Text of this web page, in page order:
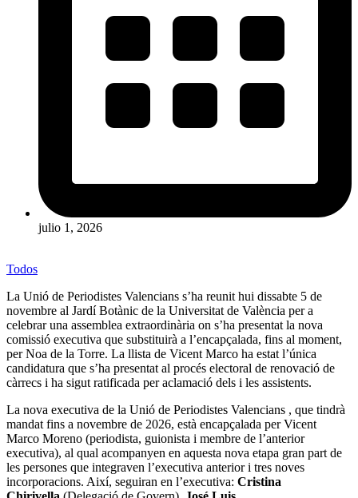
julio 1, 2026
Todos
La Unió de Periodistes Valencians s’ha reunit hui dissabte 5 de
novembre al Jardí Botànic de la Universitat de València per a
celebrar una assemblea extraordinària on s’ha presentat la nova
comissió executiva que substituirà a l’encapçalada, fins al moment,
per Noa de la Torre. La llista de Vicent Marco ha estat l’única
candidatura que s’ha presentat al procés electoral de renovació de
càrrecs i ha sigut ratificada per aclamació dels i les assistents.
La nova executiva de la Unió de Periodistes Valencians , que tindrà
mandat fins a novembre de 2026, està encapçalada per Vicent
Marco Moreno (periodista, guionista i membre de l’anterior
executiva), al qual acompanyen en aquesta nova etapa gran part de
les persones que integraven l’executiva anterior i tres noves
incorporacions. Així, seguiran en l’executiva: Cristina